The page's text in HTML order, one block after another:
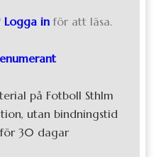
Logga in för att läsa.
på Fotboll Sthlm
utan bindningstid
30 dagar